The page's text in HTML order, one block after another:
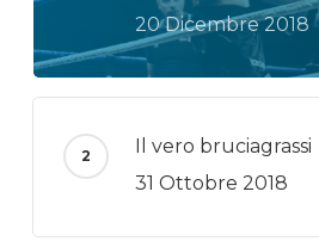
20 Dicembre 2018
Il vero bruciagrassi
31 Ottobre 2018